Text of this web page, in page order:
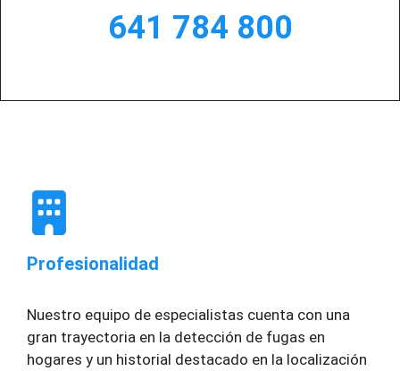
641 784 800
Profesionalidad
Nuestro equipo de especialistas cuenta con una
gran trayectoria en la detección de fugas en
hogares y un historial destacado en la localización